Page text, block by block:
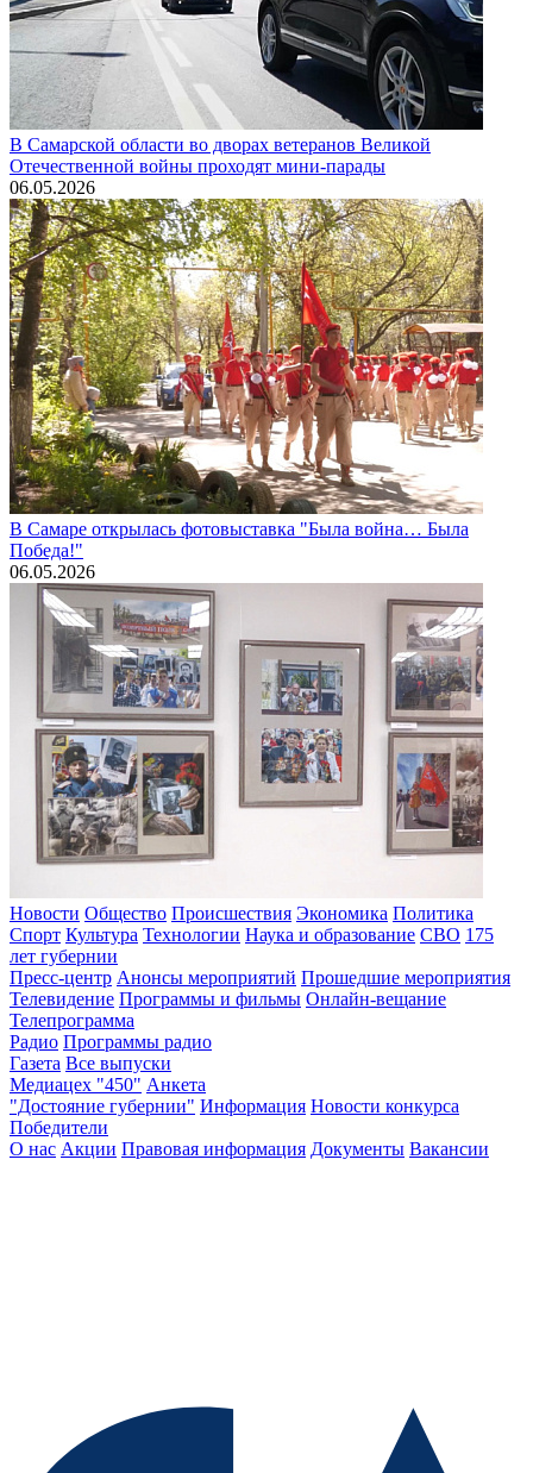
В Самарской области во дворах ветеранов Великой
Отечественной войны проходят мини-парады
06.05.2026
В Самаре открылась фотовыставка "Была война… Была
Победа!"
06.05.2026
Новости Общество Происшествия Экономика Политика
Спорт Культура Технологии Наука и образование СВО 175
лет губернии
Пресс-центр Анонсы мероприятий Прошедшие мероприятия
Телевидение Программы и фильмы Онлайн-вещание
Телепрограмма
Радио Программы радио
Газета Все выпуски
Медиацех "450" Анкета
"Достояние губернии" Информация Новости конкурса
Победители
О нас Акции Правовая информация Документы Вакансии